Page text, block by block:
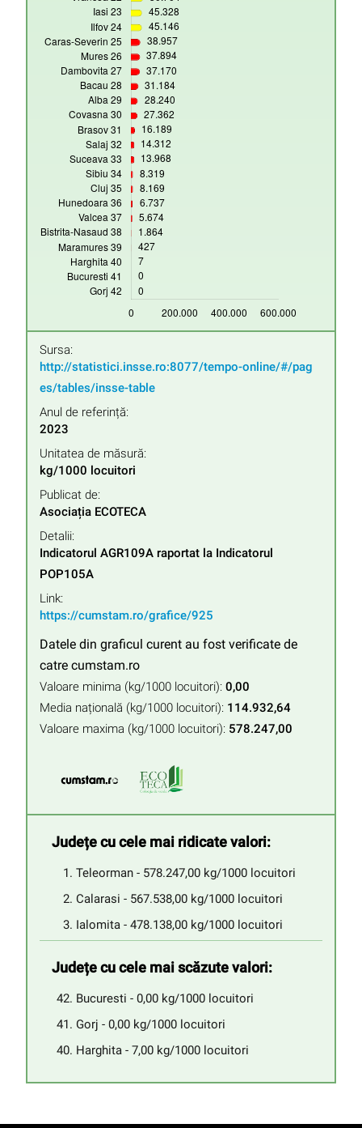
Sursa:
http://statistici.insse.ro:8077/tempo-online/#/pag
es/tables/insse-table
Anul de referință:
2023
Unitatea de măsură:
kg/1000 locuitori
Publicat de:
Asociația ECOTECA
Detalii:
Indicatorul AGR109A raportat la Indicatorul
POP105A
Link:
https://cumstam.ro/grafice/925
Datele din graficul curent au fost verificate de
catre cumstam.ro
Valoare minima (kg/1000 locuitori): 0,00
Media națională (kg/1000 locuitori): 114.932,64
Valoare maxima (kg/1000 locuitori): 578.247,00
Județe cu cele mai ridicate valori:
Teleorman - 578.247,00 kg/1000 locuitori
Calarasi - 567.538,00 kg/1000 locuitori
Ialomita - 478.138,00 kg/1000 locuitori
Județe cu cele mai scăzute valori:
Bucuresti - 0,00 kg/1000 locuitori
Gorj - 0,00 kg/1000 locuitori
Harghita - 7,00 kg/1000 locuitori